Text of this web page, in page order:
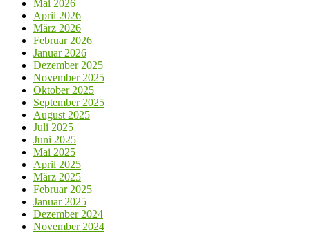
Mai 2026
April 2026
März 2026
Februar 2026
Januar 2026
Dezember 2025
November 2025
Oktober 2025
September 2025
August 2025
Juli 2025
Juni 2025
Mai 2025
April 2025
März 2025
Februar 2025
Januar 2025
Dezember 2024
November 2024